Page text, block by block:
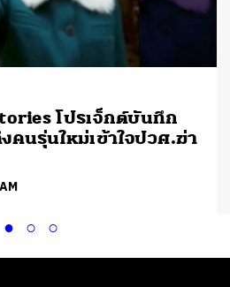
โปรเจ็กต์บันทึก
คนรุ่นใหม่เข้าใจปวศ.ฆ่า